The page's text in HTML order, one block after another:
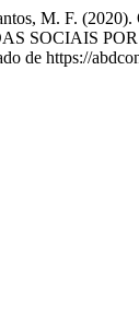
M. F.
SOCIAIS
de https://